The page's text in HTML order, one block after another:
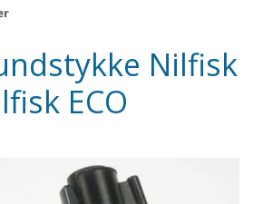
Nilfisk
ECO